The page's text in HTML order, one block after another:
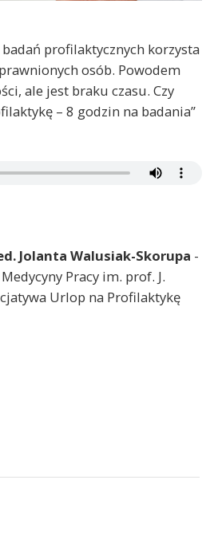
profilaktycznych korzysta
osób. Powodem
ale jest braku czasu. Czy
– 8 godzin na badania”
Jolanta Walusiak-Skorupa -
Pracy im. prof. J.
Urlop na Profilaktykę